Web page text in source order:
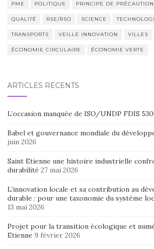
PME POLITIQUE PRINCIPE DE PRÉCAUTION
QUALITÉ RSE/RSO SCIENCE
TRANSPORTS VEILLE INNOVATION VILLES
ÉCONOMIE CIRCULAIRE ÉCONOMIE VERTE
ARTICLES RÉCENTS
L’occasion manquée de ISO/UNDP FDIS
Babel et gouvernance mondiale du
juin 2026
Saint Etienne une histoire industrielle
durabilité 27 mai 2026
L’innovation locale et sa contribution au
durable : pour une taxonomie du système
13 mai 2026
Projet pour la transition écologique et
Etienne 9 février 2026